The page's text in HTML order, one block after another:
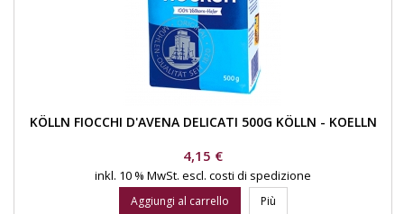
KÖLLN FIOCCHI D'AVENA DELICATI 500G KÖLLN - KOELLN
Prezzo
4,15 €
inkl. 10 % MwSt. escl. costi di spedizione
Aggiungi al carrello Più